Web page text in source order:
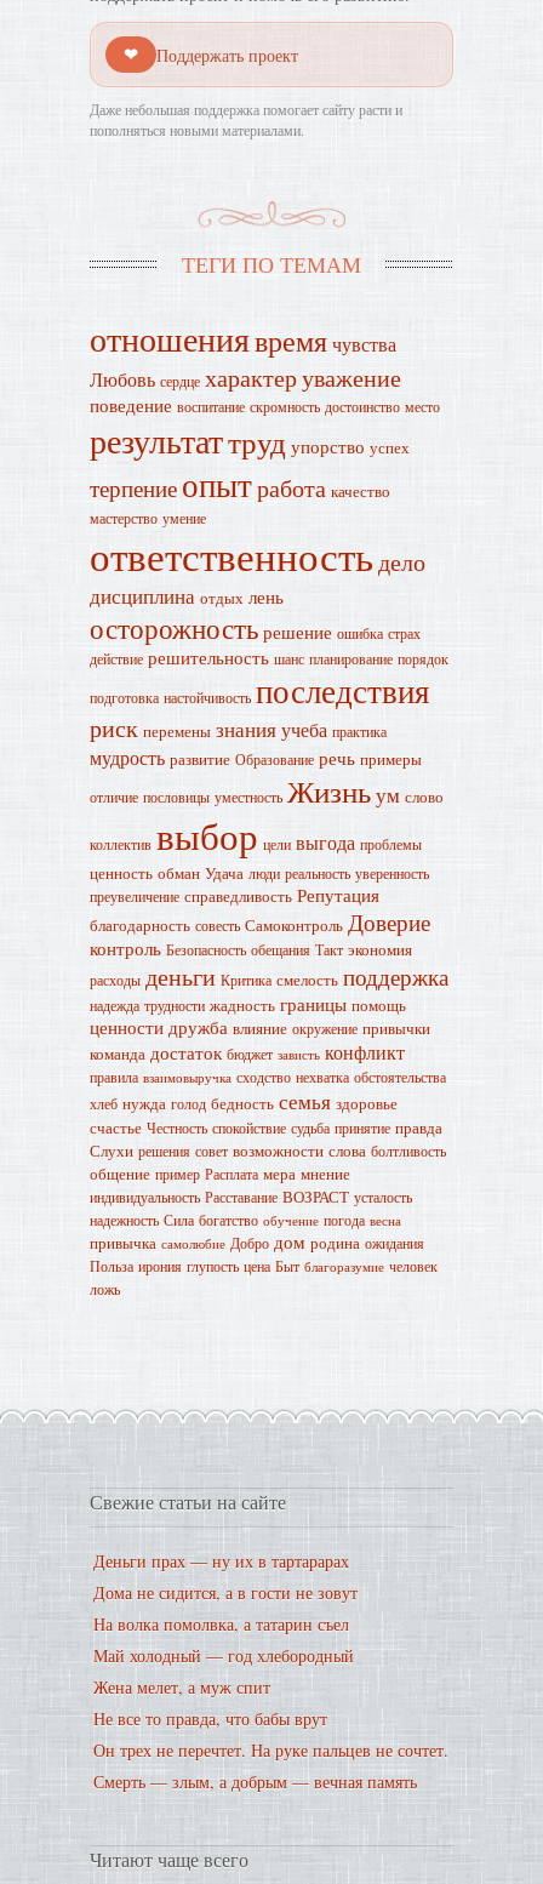
❤ Поддержать проект
Даже небольшая поддержка помогает сайту расти и
пополняться новыми материалами.
ТЕГИ ПО ТЕМАМ
отношениявремячувства
Любовь сердце характеруважение
поведение воспитание скромность достоинство место
результаттруд упорство успех
терпение опытработа качество
мастерство умение
ответственностьдело
дисциплина отдых лень
осторожность решение ошибка страх
действие решительность шанс планирование порядок
подготовка настойчивость последствия
риск перемены знанияучеба практика
мудрость развитие Образование речь примеры
отличие пословицы уместность Жизньум слово
коллектив выбор цели выгода проблемы
ценность обман Удача люди реальность уверенность
преувеличение справедливость Репутация
благодарность совесть Самоконтроль Доверие
контроль Безопасность обещания Такт экономия
расходы деньги Критика смелость поддержка
надежда трудности жадность границы помощь
ценности дружба влияние окружение привычки
команда достаток бюджет зависть конфликт
правила взаимовыручка сходство нехватка обстоятельства
хлеб нужда голод бедность семья здоровье
счастье Честность спокойствие судьба принятие правда
Слухи решения совет возможности слова болтливость
общение пример Расплата мера мнение
индивидуальность Расставание ВОЗРАСТ усталость
надежность Сила богатство обучение погода весна
привычка самолюбие Добро дом родина ожидания
Польза ирония глупость цена Быт благоразумие человек
ложь
Свежие статьи на сайте
Деньги прах — ну их в тартарарах
Дома не сидится, а в гости не зовут
На волка помолвка, а татарин съел
Май холодный — год хлебородный
Жена мелет, а муж спит
Не все то правда, что бабы врут
Он трех не перечтет. На руке пальцев не сочтет.
Смерть — злым, а добрым — вечная память
Читают чаще всего